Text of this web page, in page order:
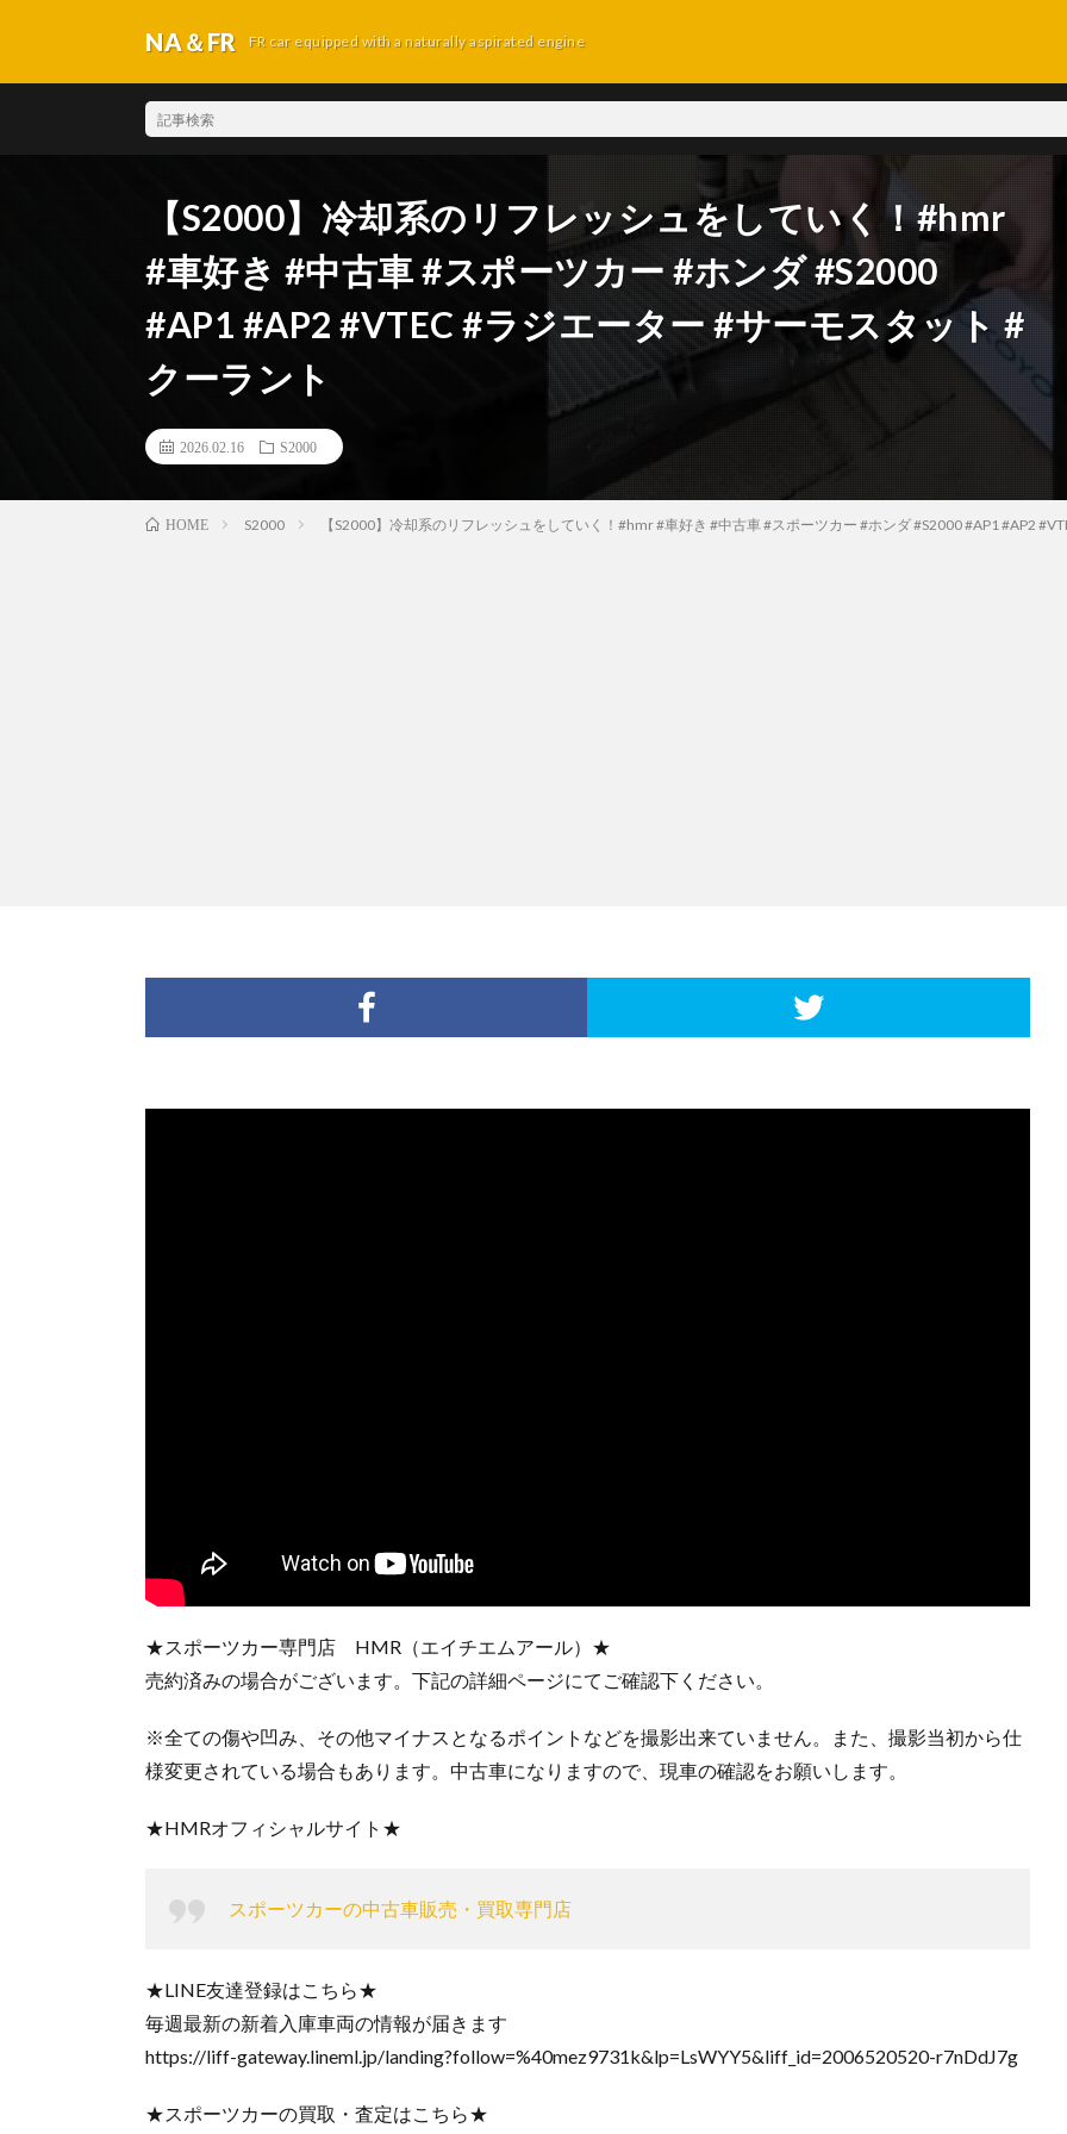
NA＆FR FR car equipped with a naturally aspirated engine
【S2000】冷却系のリフレッシュをしていく！#hmr
#車好き #中古車 #スポーツカー #ホンダ #S2000
#AP1 #AP2 #VTEC #ラジエーター #サーモスタット #
クーラント
2026.02.16 S2000
HOME S2000 【S2000】冷却系のリフレッシュをしていく！#hmr #車好き #中古車 #スポーツカー #ホンダ #S2000 #AP1 #AP2
★スポーツカー専門店 HMR（エイチエムアール）★
売約済みの場合がございます。下記の詳細ページにてご確認下ください。
※全ての傷や凹み、その他マイナスとなるポイントなどを撮影出来ていません。また、撮影当初から仕
様変更されている場合もあります。中古車になりますので、現車の確認をお願いします。
★HMRオフィシャルサイト★
スポーツカーの中古車販売・買取専門店
★LINE友達登録はこちら★
毎週最新の新着入庫車両の情報が届きます
https://liff-gateway.lineml.jp/landing?follow=%40mez9731k&lp=LsWYY5&liff_id=2006520520-r7nDdJ7g
★スポーツカーの買取・査定はこちら★